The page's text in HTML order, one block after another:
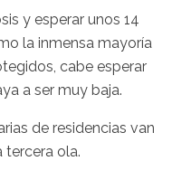
y esperar unos 14
la inmensa mayoría
cabe esperar
a ser muy baja.
de residencias van
tercera ola.